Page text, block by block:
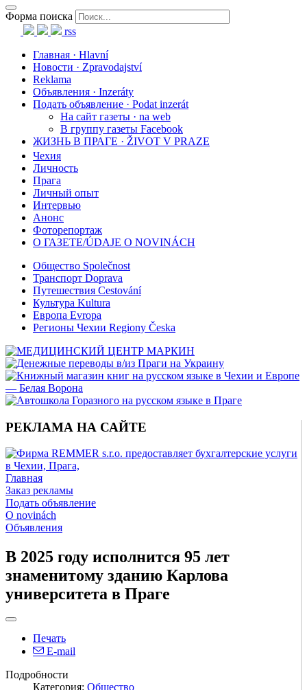
Форма поиска
rss
Главная · Hlavní
Новости · Zpravodajství
Reklama
Объявления · Inzeráty
Подать объявление · Podat inzerát
На сайт газеты · na web
В группу газеты Facebook
ЖИЗНЬ В ПРАГЕ · ŽIVOT V PRAZE
Чехия
Личность
Прага
Личный опыт
Интервью
Анонс
Фоторепортаж
О ГАЗЕТЕ/ÚDAJE O NOVINÁCH
Общество Společnost
Транспорт Doprava
Путешествия Cestování
Культура Kultura
Европа Evropa
Регионы Чехии Regiony Česka
РЕКЛАМА НА САЙТЕ
Главная
Заказ рекламы
Подать объявление
O novinách
Объявления
В 2025 году исполнится 95 лет
знаменитому зданию Карлова
университета в Праге
Печать
E-mail
Подробности
Категория: Общество